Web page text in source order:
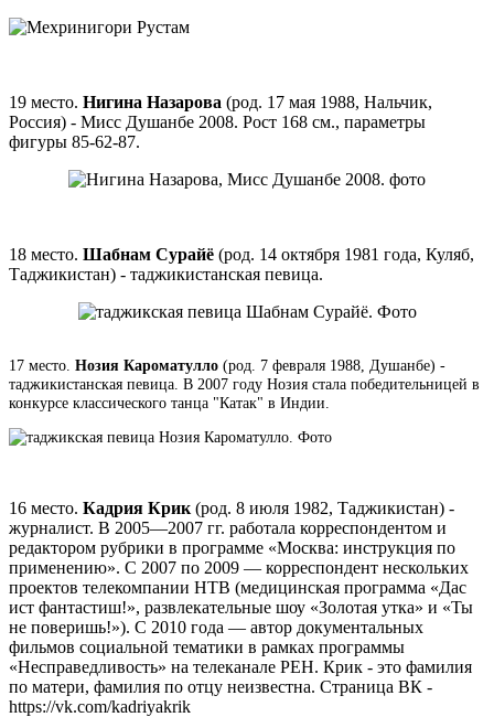
19 место. Нигина Назарова (род. 17 мая 1988, Нальчик,
Россия) - Мисс Душанбе 2008. Рост 168 см., параметры
фигуры 85-62-87.
18 место. Шабнам Сурайё (род. 14 октября 1981 года, Куляб,
Таджикистан) - таджикистанская певица.
17 место. Нозия Кароматулло (род. 7 февраля 1988, Душанбе) -
таджикистанская певица. В 2007 году Нозия стала победительницей в
конкурсе классического танца "Катак" в Индии.
16 место. Кадрия Крик (род. 8 июля 1982, Таджикистан) -
журналист. В 2005—2007 гг. работала корреспондентом и
редактором рубрики в программе «Москва: инструкция по
применению». С 2007 по 2009 — корреспондент нескольких
проектов телекомпании НТВ (медицинская программа «Дас
ист фантастиш!», развлекательные шоу «Золотая утка» и «Ты
не поверишь!»). С 2010 года — автор документальных
фильмов социальной тематики в рамках программы
«Несправедливость» на телеканале РЕН. Крик - это фамилия
по матери, фамилия по отцу неизвестна. Страница ВК -
https://vk.com/kadriyakrik